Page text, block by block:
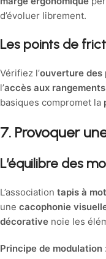
d’évoluer librement.
Les points de
Vérifiez l’ouverture des
l’accès aux rangements
basiques compromet la
7. Provoquer
L’équilibre des
L’association tapis à
une cacophonie
décorative noie les
Principe de modulation